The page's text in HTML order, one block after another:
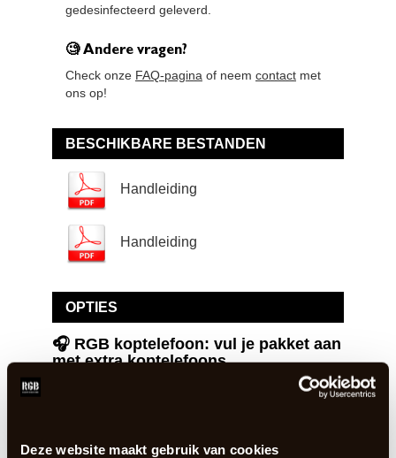
Deze website maakt gebruik van cookies
gedesinfecteerd geleverd.
🧐 Andere vragen?
Check onze FAQ-pagina of neem contact met
ons op!
BESCHIKBARE BESTANDEN
Handleiding
Handleiding
OPTIES
🎧 RGB koptelefoon: vul je pakket aan
met extra koptelefoons
3 dagen € 2,21
In winkelwagen te